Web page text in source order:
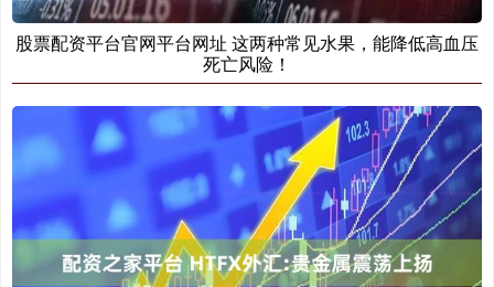
股票配资平台官网平台网址 这两种常见水果，能降低高血压
死亡风险！